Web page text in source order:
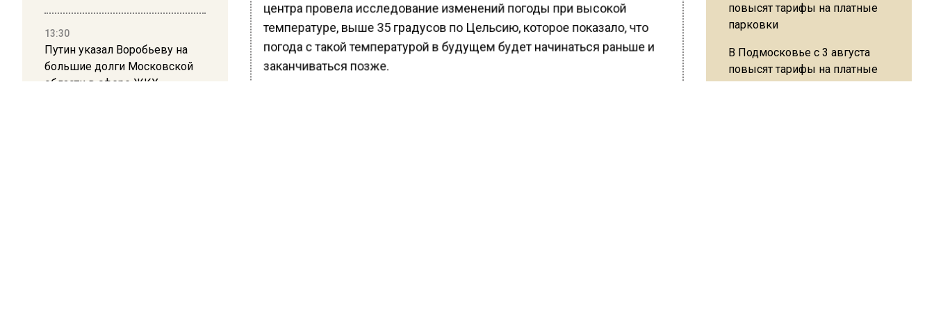
13:30
Путин указал Воробьеву на
большие долги Московской
области в сфере ЖКХ
центра провела исследование изменений погоды при высокой
температуре, выше 35 градусов по Цельсию, которое показало, что
погода с такой температурой в будущем будет начинаться раньше и
заканчиваться позже.
В Подмосковье с 3 августа
повысят тарифы на платные
парковки